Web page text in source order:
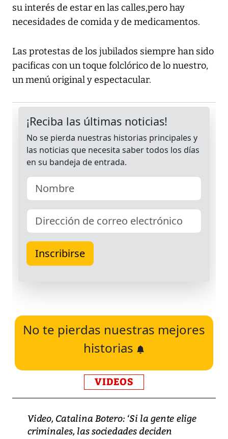
su interés de estar en las calles,pero hay
necesidades de comida y de medicamentos.
Las protestas de los jubilados siempre han sido
pacificas con un toque folclórico de lo nuestro,
un menú original y espectacular.
No te pierdas nuestras mejores
historias
VIDEOS
Video, Catalina Botero: ‘Si la gente elige
criminales, las sociedades deciden